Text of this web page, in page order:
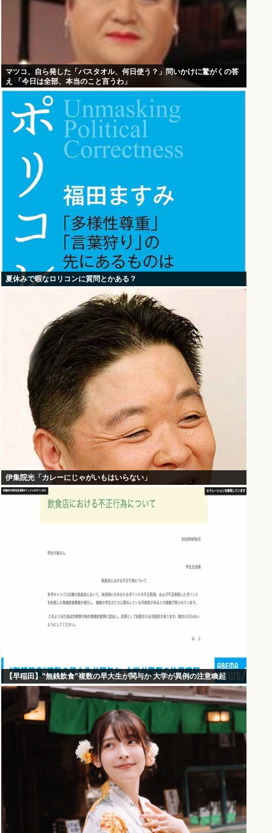
マツコ、自ら発した「バスタオル、何日使う？」問いかけに驚がくの答
え 「今日は全部、本当のこと言うわ」
夏休みで暇なロリコンに質問とかある？
伊集院光「カレーにじゃがいもはいらない」
【早稲田】”無銭飲食”複数の早大生が関与か 大学が異例の注意喚起